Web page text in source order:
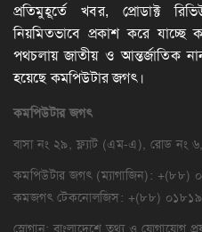
প্রতিমুহূর্তে খবর, প্রোডাক্ট
নিয়মিতভাবে প্রকাশ করে
পথচলায় জাতীয় ও আন্তর্জাতিক
হয়েছে কমপিউটার জগৎ।
কমপিউটারজগৎ
বাসা নং ২৯, ফ্ল্যাট (এম-এ), রোড নং
কমপিউটার জগৎ (ম্যাগাজিন):
কমজগৎ টেকনোলজিস: +(৮৮)
স্লোগান: বাংলাদেশে তথ্য ও যোগাযোগ